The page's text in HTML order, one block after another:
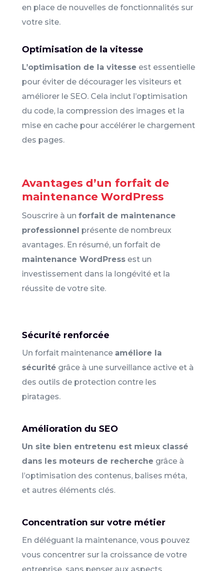
en place de nouvelles de fonctionnalités sur
votre site.
Optimisation de la vitesse
L’optimisation de la vitesse est essentielle
pour éviter de décourager les visiteurs et
améliorer le SEO. Cela inclut l’optimisation
du code, la compression des images et la
mise en cache pour accélérer le chargement
des pages.
Avantages d’un forfait de
maintenance WordPress
Souscrire à un forfait de maintenance
professionnel présente de nombreux
avantages. En résumé, un forfait de
maintenance WordPressest un
investissement dans la longévité et la
réussite de votre site.
Sécurité renforcée
Un forfait maintenance améliore la
sécurité grâce à une surveillance active et à
des outils de protection contre les
piratages.
Amélioration du SEO
Un site bien entretenu est mieux classé
dans les moteurs de recherche grâce à
l’optimisation des contenus, balises méta,
et autres éléments clés.
Concentration sur votre métier
En déléguant la maintenance, vous pouvez
vous concentrer sur la croissance de votre
entreprise, sans penser aux aspects